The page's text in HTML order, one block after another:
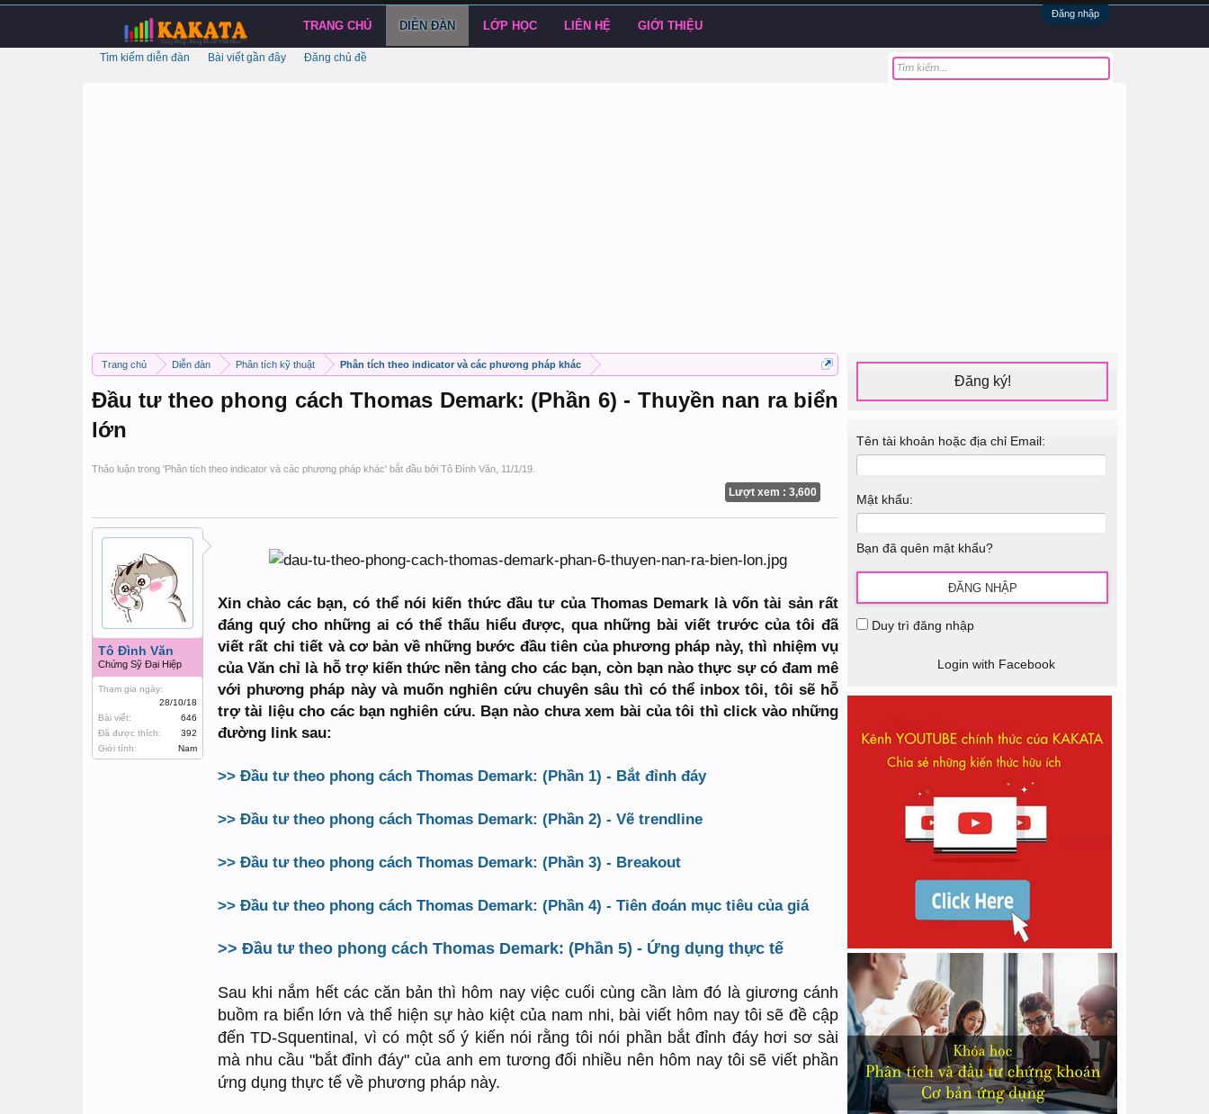
Đăng nhập
Trang chủ Diễn đàn Phân tích kỹ thuật Phân tích theo indicator và các phương pháp khác
Đầu tư theo phong cách Thomas Demark: (Phần 6) - Thuyền nan ra biển
lớn
Thảo luận trong 'Phân tích theo indicator và các phương pháp khác' bắt đầu bởi Tô Đình Văn 11/1/19
Lượt xem : 3,600
Tô Đình Văn
Chứng Sỹ Đại Hiệp
Tham gia ngày:
28/10/18
Bài viết:
646
Đã được thích:
392
Giới tính:
Nam
Xin chào các bạn, có thể nói kiến thức đầu tư của Thomas Demark là vốn tài sản rất
đáng quý cho những ai có thể thấu hiểu được, qua những bài viết trước của tôi đã
viết rất chi tiết và cơ bản về những bước đầu tiên của phương pháp này, thì nhiệm vụ
của Văn chỉ là hỗ trợ kiến thức nền tảng cho các bạn, còn bạn nào thực sự có đam mê
với phương pháp này và muốn nghiên cứu chuyên sâu thì có thể inbox tôi, tôi sẽ hỗ
trợ tài liệu cho các bạn nghiên cứu. Bạn nào chưa xem bài của tôi thì click vào những
đường link sau:
>> Đầu tư theo phong cách Thomas Demark: (Phần 1) - Bắt đỉnh đáy
>> Đầu tư theo phong cách Thomas Demark: (Phần 2) - Vẽ trendline
>> Đầu tư theo phong cách Thomas Demark: (Phần 3) - Breakout
>> Đầu tư theo phong cách Thomas Demark: (Phần 4) - Tiên đoán mục tiêu của giá
>> Đầu tư theo phong cách Thomas Demark: (Phần 5) - Ứng dụng thực tế
Sau khi nắm hết các căn bản thì hôm nay việc cuối cùng cần làm đó là giương cánh
buồm ra biển lớn và thể hiện sự hào kiệt của nam nhi, bài viết hôm nay tôi sẽ đề cập
đến TD-Squentinal, vì có một số ý kiến nói rằng tôi nói phần bắt đỉnh đáy hơi sơ sài
mà nhu cầu "bắt đỉnh đáy" của anh em tương đối nhiều nên hôm nay tôi sẽ viết phần
ứng dụng thực tế về phương pháp này.
Đăng ký!
Tên tài khoản hoặc địa chỉ Email:
Mật khẩu:
Bạn đã quên mật khẩu?
Duy trì đăng nhập
Login with Facebook
TRANG CHỦ DIỄN ĐÀN
Tìm kiếm diễn đàn Bài viết gần đây Đăng chủ đề
LỚP HỌC LIÊN HỆ GIỚI THIỆU